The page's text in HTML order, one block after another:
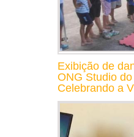
Exibição de
ONG Studio
Celebrando a